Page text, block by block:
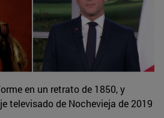
en un retrato de 1850, y
televisado de Nochevieja de 2019